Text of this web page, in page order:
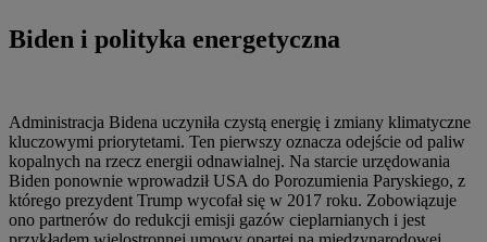
Biden i polityka energetyczna
Administracja Bidena uczyniła czystą energię i zmiany klimatyczne
kluczowymi priorytetami. Ten pierwszy oznacza odejście od paliw
kopalnych na rzecz energii odnawialnej. Na starcie urzędowania
Biden ponownie wprowadził USA do Porozumienia Paryskiego, z
którego prezydent Trump wycofał się w 2017 roku. Zobowiązuje
ono partnerów do redukcji emisji gazów cieplarnianych i jest